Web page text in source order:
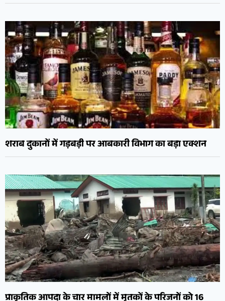
शराब दुकानों में गड़बड़ी पर आबकारी विभाग का बड़ा एक्शन